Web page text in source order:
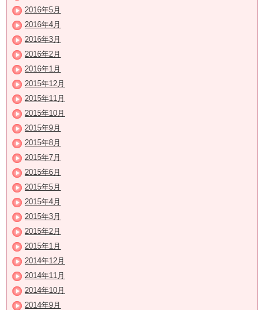
2016年5月
2016年4月
2016年3月
2016年2月
2016年1月
2015年12月
2015年11月
2015年10月
2015年9月
2015年8月
2015年7月
2015年6月
2015年5月
2015年4月
2015年3月
2015年2月
2015年1月
2014年12月
2014年11月
2014年10月
2014年9月